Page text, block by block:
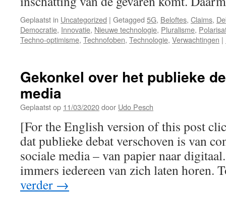
Geplaatst in Uncategorized | Getagged 5G, Beloftes, Claims,
Democratie, Innovatie, Nieuwe technologie, Pluralisme,
Techno-optimisme, Technofoben, Technologie, Verwachtingen |
Gekonkel over het publieke
media
Geplaatst op 11/03/2020door Udo Pesch
[For the English version of this post
dat publieke debat verschoven is van
sociale media – van papier naar
immers iedereen van zich laten
verder →